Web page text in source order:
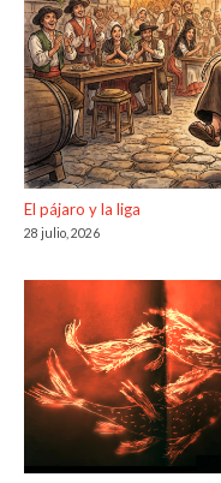
El pájaro y la liga
28 julio, 2026